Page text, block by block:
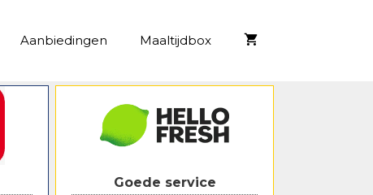
Aanbiedingen Maaltijdbox
Goede service